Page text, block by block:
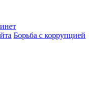
Борьба с коррупцией